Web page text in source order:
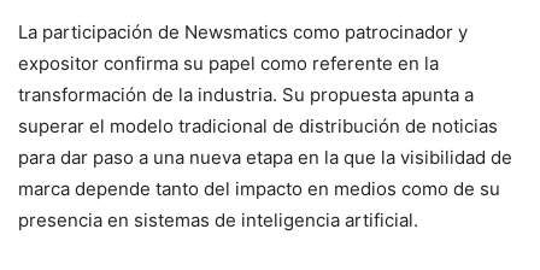
La participación de Newsmatics como patrocinador y
expositor confirma su papel como referente en la
transformación de la industria. Su propuesta apunta a
superar el modelo tradicional de distribución de noticias
para dar paso a una nueva etapa en la que la visibilidad de
marca depende tanto del impacto en medios como de su
presencia en sistemas de inteligencia artificial.